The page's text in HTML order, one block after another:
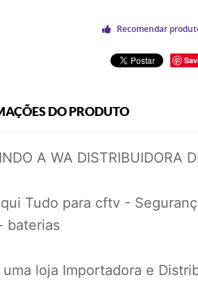
Recomendar
DO PRODUTO
A WA DISTRIBUIDORA
Tudo para cftv -
baterias
uma loja Importadora e